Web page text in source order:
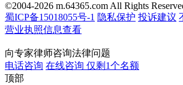
©2004-2026 m.64365.com All Rights
蜀ICP备15018055号-1 隐私保护 投诉建议
营业执照信息查看
向专家律师咨询法律问题
电话咨询 在线咨询 仅剩1个名额
顶部